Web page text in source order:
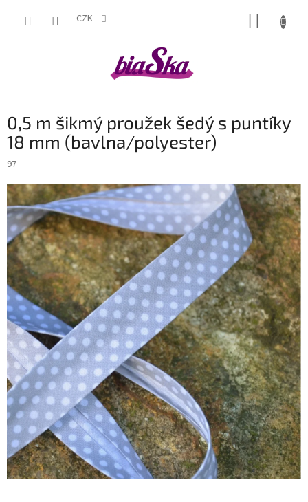
CZK
0,5 m šikmý proužek šedý s puntíky
18 mm (bavlna/polyester)
97